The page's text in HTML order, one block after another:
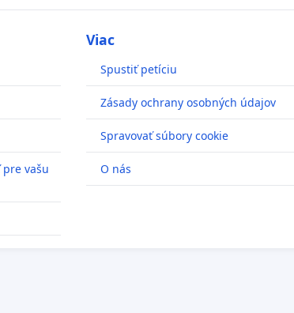
vašu
Viac
Spustiť petíciu
Zásady ochrany osobných údajov
Spravovať súbory cookie
O nás